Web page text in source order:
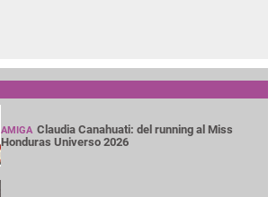
AMIGA Claudia Canahuati: del running al Miss
Honduras Universo 2026